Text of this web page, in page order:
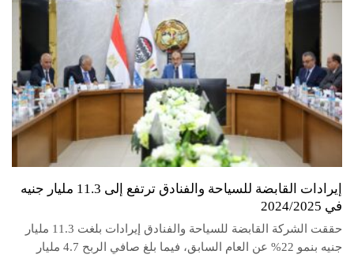
إيرادات القابضة للسياحة والفنادق ترتفع إلى 11.3 مليار جنيه
في 2024/2025
حققت الشركة القابضة للسياحة والفنادق إيرادات بلغت 11.3 مليار
جنيه بنمو 22% عن العام السابق، فيما بلغ صافي الربح 4.7 مليار